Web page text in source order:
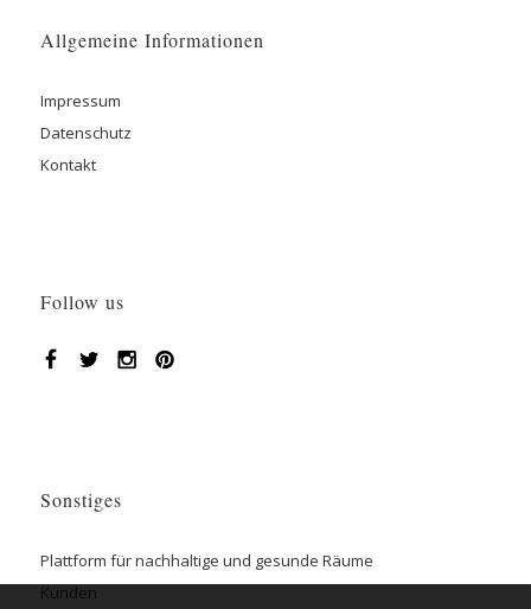
Allgemeine Informationen
Impressum
Datenschutz
Kontakt
Follow us
Sonstiges
Plattform für nachhaltige und gesunde Räume
Kunden